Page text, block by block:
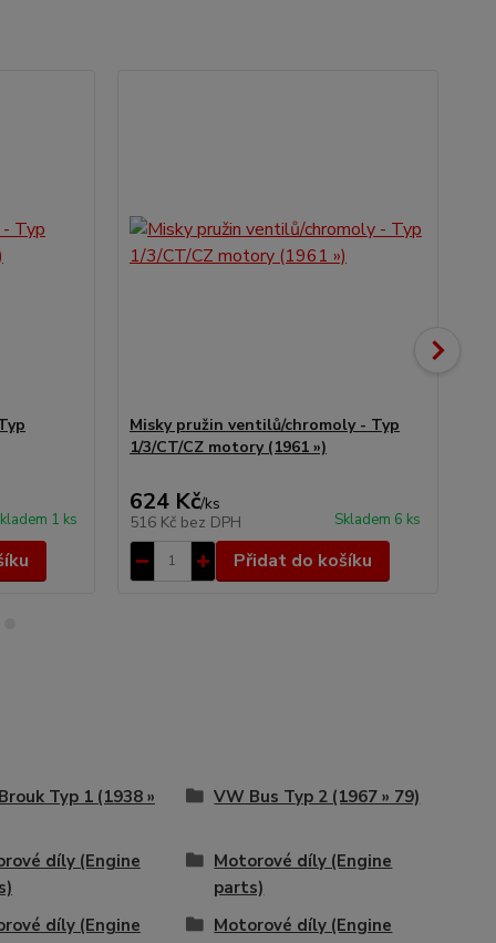
1 ks
Misky pružin ventilů/chromoly - Typ
1/3/CT/CZ motory (1961 »)
624 Kč/ks
516 Kč bez DPH Skladem 6 ks
Přidat do košíku
Typ 1 (1938 »
VW Bus Typ 2 (1967 » 79)
díly (Engine
Motorové díly (Engine
parts)
díly (Engine
Motorové díly (Engine